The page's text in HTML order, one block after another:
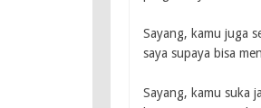
Sayang, kamu juga
saya supaya bisa
Sayang, kamu suka